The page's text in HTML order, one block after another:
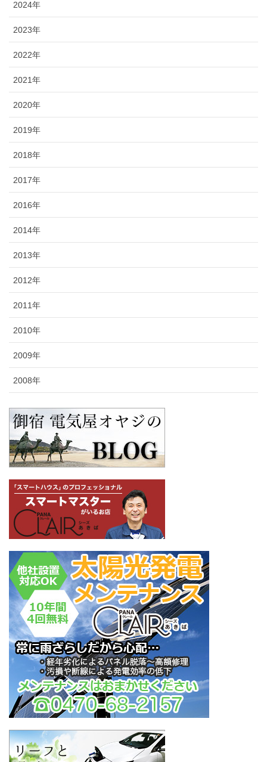
2024年
2023年
2022年
2021年
2020年
2019年
2018年
2017年
2016年
2014年
2013年
2012年
2011年
2010年
2009年
2008年